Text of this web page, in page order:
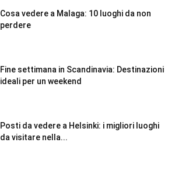
Cosa vedere a Malaga: 10 luoghi da non
perdere
Fine settimana in Scandinavia: Destinazioni
ideali per un weekend
Posti da vedere a Helsinki: i migliori luoghi
da visitare nella...